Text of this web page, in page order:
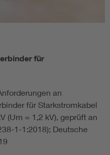
Übersicht
für
an
für Starkstromkabel
(Um = 1,2 kV), geprüft an
1-1:2018); Deutsche